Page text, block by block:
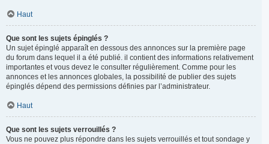
Haut
Que sont les sujets épinglés ?
Un sujet épinglé apparaît en dessous des annonces sur la première page
du forum dans lequel il a été publié. il contient des informations relativement
importantes et vous devez le consulter régulièrement. Comme pour les
annonces et les annonces globales, la possibilité de publier des sujets
épinglés dépend des permissions définies par l’administrateur.
Haut
Que sont les sujets verrouillés ?
Vous ne pouvez plus répondre dans les sujets verrouillés et tout sondage y